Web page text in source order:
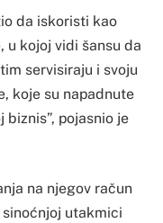
da iskoristi kao
kojoj vidi šansu da
servisiraju i svoju
koje su napadnute
pojasnio je
na njegov račun
utakmici